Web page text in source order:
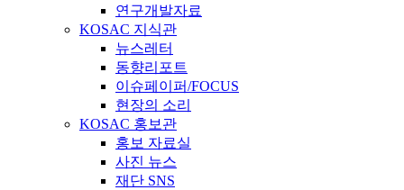
연구개발자료
KOSAC 지식관
뉴스레터
동향리포트
이슈페이퍼/FOCUS
현장의 소리
KOSAC 홍보관
홍보 자료실
사진 뉴스
재단 SNS